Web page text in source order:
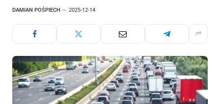
DAMIAN POŚPIECH 2025-12-14